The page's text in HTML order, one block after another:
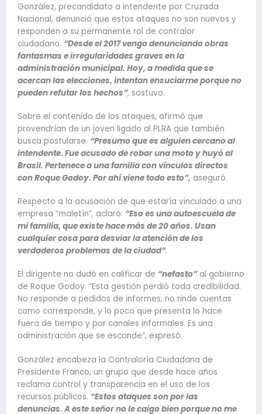
González, precandidato a intendente por Cruzada
Nacional, denunció que estos ataques no son nuevos y
responden a su permanente rol de contralor
ciudadano. “Desde el 2017 vengo denunciando obras
fantasmas e irregularidades graves en la
administración municipal. Hoy, a medida que se
acercan las elecciones, intentan ensuciarme porque no
pueden refutar los hechos”, sostuvo.
Sobre el contenido de los ataques, afirmó que
provendrían de un joven ligado al PLRA que también
busca postularse. “Presumo que es alguien cercano al
intendente. Fue acusado de robar una moto y huyó al
Brasil. Pertenece a una familia con vínculos directos
con Roque Godoy. Por ahí viene todo esto”, aseguró.
Respecto a la acusación de que estaría vinculado a una
empresa “maletín”, aclaró: “Eso es una autoescuela de
mi familia, que existe hace más de 20 años. Usan
cualquier cosa para desviar la atención de los
verdaderos problemas de la ciudad”.
El dirigente no dudó en calificar de “nefasto”al gobierno
de Roque Godoy. “Esta gestión perdió toda credibilidad.
No responde a pedidos de informes, no rinde cuentas
como corresponde, y lo poco que presenta lo hace
fuera de tiempo y por canales informales. Es una
administración que se esconde”, expresó.
González encabeza la Contraloría Ciudadana de
Presidente Franco, un grupo que desde hace años
reclama control y transparencia en el uso de los
recursos públicos. “Estos ataques son por las
denuncias. A este señor no le caigo bien porque no me